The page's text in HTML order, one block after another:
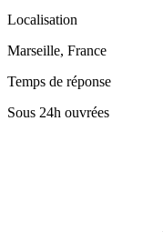
Localisation
Marseille, France
Temps de réponse
Sous 24h ouvrées